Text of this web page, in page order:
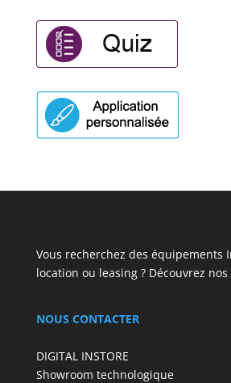
Vous recherchez des équipements
location ou leasing ? Découvrez
NOUS CONTACTER
DIGITAL INSTORE
Showroom technologique